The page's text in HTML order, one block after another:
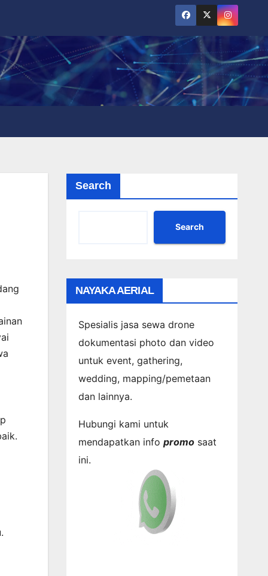
Search
Search
NAYAKA AERIAL
Spesialis jasa sewa drone
dokumentasi photo dan video
untuk event, gathering,
wedding, mapping/pemetaan
dan lainnya.
Hubungi kami untuk
mendapatkan info promosaat
ini.